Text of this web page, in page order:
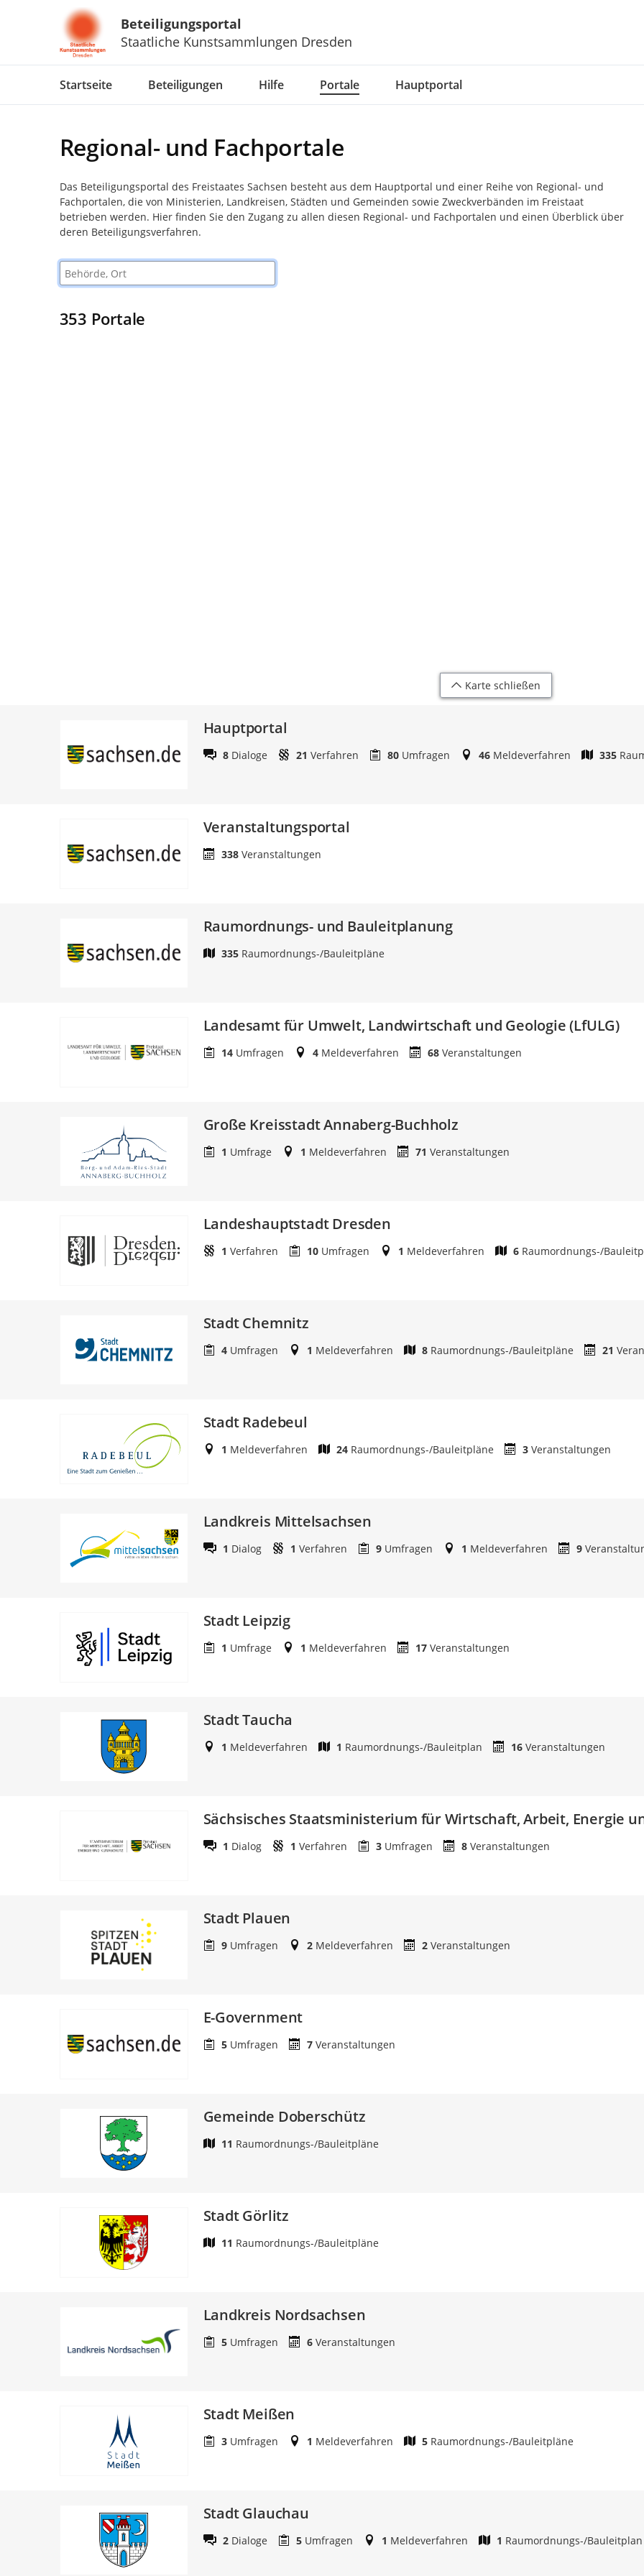
Beteiligungsportal
Staatliche Kunstsammlungen Dresden
Startseite Beteiligungen Hilfe Portale Hauptportal
Regional- und Fachportale
Das Beteiligungsportal des Freistaates Sachsen besteht aus dem Hauptportal und einer Reihe von Regional- und
Fachportalen, die von Ministerien, Landkreisen, Städten und Gemeinden sowie Zweckverbänden im Freistaat
betrieben werden. Hier finden Sie den Zugang zu allen diesen Regional- und Fachportalen und einen Überblick über
deren Beteiligungsverfahren.
Behörde, Ort
353 Portale
Karte schließen
Hauptportal
8 Dialoge 21 Verfahren 80 Umfragen 46 Meldeverfahren 335
Veranstaltungsportal
338 Veranstaltungen
Raumordnungs- und Bauleitplanung
335 Raumordnungs-/Bauleitpläne
Landesamt für Umwelt, Landwirtschaft und Geologie (LfULG)
14 Umfragen 4 Meldeverfahren 68 Veranstaltungen
Große Kreisstadt Annaberg-Buchholz
1 Umfrage 1 Meldeverfahren 71 Veranstaltungen
Landeshauptstadt Dresden
1 Verfahren 10 Umfragen 1 Meldeverfahren 6 Raumordnungs-/
Stadt Chemnitz
4 Umfragen 1 Meldeverfahren 8 Raumordnungs-/Bauleitpläne 21
Stadt Radebeul
1 Meldeverfahren 24 Raumordnungs-/Bauleitpläne 3 Veranstaltungen
Landkreis Mittelsachsen
1 Dialog 1 Verfahren 9 Umfragen 1 Meldeverfahren 9
Stadt Leipzig
1 Umfrage 1 Meldeverfahren 17 Veranstaltungen
Stadt Taucha
1 Meldeverfahren 1 Raumordnungs-/Bauleitplan 16 Veranstaltungen
Sächsisches Staatsministerium für Wirtschaft, Arbeit, Energie
1 Dialog 1 Verfahren 3 Umfragen 8 Veranstaltungen
Stadt Plauen
9 Umfragen 2 Meldeverfahren 2 Veranstaltungen
E-Government
5 Umfragen 7 Veranstaltungen
Gemeinde Doberschütz
11 Raumordnungs-/Bauleitpläne
Stadt Görlitz
11 Raumordnungs-/Bauleitpläne
Landkreis Nordsachsen
5 Umfragen 6 Veranstaltungen
Stadt Meißen
3 Umfragen 1 Meldeverfahren 5 Raumordnungs-/Bauleitpläne
Stadt Glauchau
2 Dialoge 5 Umfragen 1 Meldeverfahren 1 Raumordnungs-/Bauleitplan